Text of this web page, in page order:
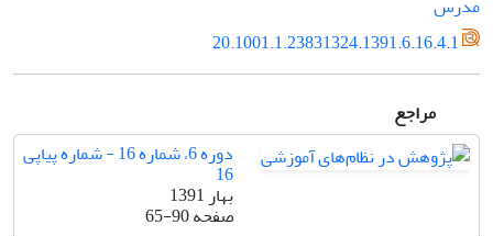
مدرس
20.1001.1.23831324.1391.6.16.4.1
مراجع
دوره 6، شماره 16 - شماره پیاپی
16
بهار 1391
صفحه65-90